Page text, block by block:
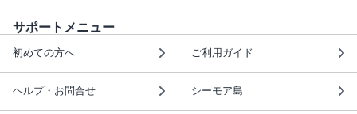
サポートメニュー
初めての方へ ご利用ガイド
ヘルプ・お問合せ シーモア島